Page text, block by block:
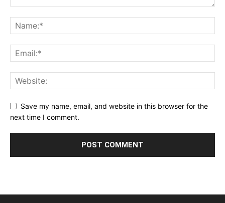
Save my name, email, and website in this browser for the
next time I comment.